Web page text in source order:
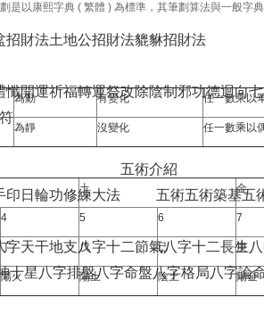
招財法土地公招財法貔貅招財法
懺開運祈福轉運祭改除陰制邪功德迴向
印 日輪功修練大法
五術介紹
五術五術築基五
字天干地支八字十二節氣八字十二長生
十星 八字排盤八字命盤八字格局八字論
是以康熙字典 ( 繁體 ) 為標準，其筆劃算法與一般字
為動 有變化 任一數乘以
為靜 沒變化 任一數乘以
土 金
4 5 6 7
丁 戊 己 庚
陽火 陽土 陰土 陽金